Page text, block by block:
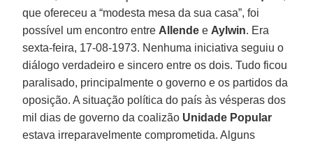
que ofereceu a “modesta mesa da sua casa”, foi
possível um encontro entre Allende e Aylwin. Era
sexta-feira, 17-08-1973. Nenhuma iniciativa seguiu o
diálogo verdadeiro e sincero entre os dois. Tudo ficou
paralisado, principalmente o governo e os partidos da
oposição. A situação política do país às vésperas dos
mil dias de governo da coalizão Unidade Popular
estava irreparavelmente comprometida. Alguns